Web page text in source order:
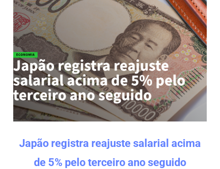
Japão registra reajuste salarial acima
de 5% pelo terceiro ano seguido